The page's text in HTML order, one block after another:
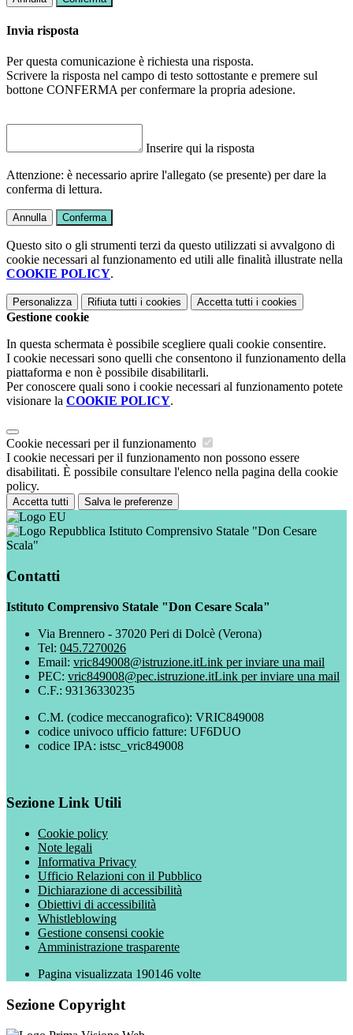
Invia risposta
Per questa comunicazione è richiesta una risposta.
Scrivere la risposta nel campo di testo sottostante e premere sul
bottone CONFERMA per confermare la propria adesione.
Inserire qui la risposta
Attenzione: è necessario aprire l'allegato (se presente) per dare la
conferma di lettura.
Annulla Conferma
Questo sito o gli strumenti terzi da questo utilizzati si avvalgono di
cookie necessari al funzionamento ed utili alle finalità illustrate nella
COOKIE POLICY.
Personalizza Rifiuta tutti i cookies Accetta tutti i cookies
Gestione cookie
In questa schermata è possibile scegliere quali cookie consentire.
I cookie necessari sono quelli che consentono il funzionamento della
piattaforma e non è possibile disabilitarli.
Per conoscere quali sono i cookie necessari al funzionamento potete
visionare la COOKIE POLICY.
Cookie necessari per il funzionamento
I cookie necessari per il funzionamento non possono essere
disabilitati. È possibile consultare l'elenco nella pagina della cookie
policy.
Accetta tutti Salva le preferenze
Istituto Comprensivo Statale "Don Cesare
Scala"
Contatti
Istituto Comprensivo Statale "Don Cesare Scala"
Via Brennero - 37020 Peri di Dolcè (Verona)
Tel: 045.7270026
Email: vric849008@istruzione.itLink per inviare una mail
PEC: vric849008@pec.istruzione.itLink per inviare una mail
C.F.: 93136330235
C.M. (codice meccanografico): VRIC849008
codice univoco ufficio fatture: UF6DUO
codice IPA: istsc_vric849008
Sezione Link Utili
Cookie policy
Note legali
Informativa Privacy
Ufficio Relazioni con il Pubblico
Dichiarazione di accessibilità
Obiettivi di accessibilità
Whistleblowing
Gestione consensi cookie
Amministrazione trasparente
Pagina visualizzata 190146 volte
Sezione Copyright